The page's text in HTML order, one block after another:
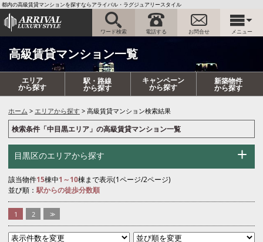
都内の高級賃貸マンションを探すならアライバル・ラグジュアリースタイル
ワード検索 電話する お問合せ メニュー
高級賃貸マンション一覧
エリア
から探す
駅・路線
から探す
キャンペーン
から探す
新築物件
から探す
ホーム エリアから探す 高級賃貸マンション検索結果
検索条件「中目黒エリア」の高級賃貸マンション一覧
目黒区のエリアから探す
該当物件15棟中1～10棟まで表示(1ページ/2ページ)
並び順：駅からの徒歩分数順
1 2 >>